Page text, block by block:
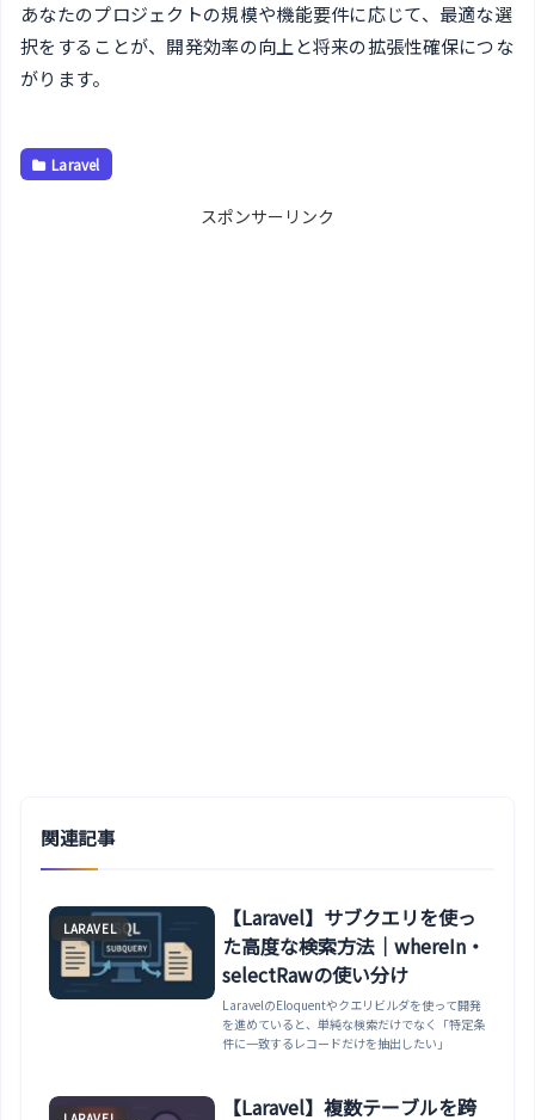
あなたのプロジェクトの規模や機能要件に応じて、最適な選
択をすることが、開発効率の向上と将来の拡張性確保につな
がります。
Laravel
スポンサーリンク
関連記事
LARAVEL
【Laravel】サブクエリを使っ
た高度な検索方法｜whereIn・
selectRawの使い分け
LaravelのEloquentやクエリビルダを使って開発
を進めていると、単純な検索だけでなく「特定条
件に一致するレコードだけを抽出したい」
【Laravel】複数テーブルを跨